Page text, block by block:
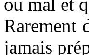
Rarement
jamais